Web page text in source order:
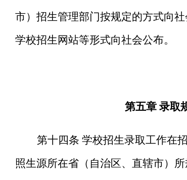
市） 招生管理部门按规定的方式向
学校招生网站等形式向社会公布。
第五章 录取
第十四条 学校招生录取工作在
照生源所在省 （ 自治区、直辖市）